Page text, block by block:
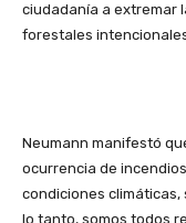
ciudadanía a extremar
forestales
Neumann manifestó
ocurrencia de
condiciones climáticas,
lo tanto, somos todos